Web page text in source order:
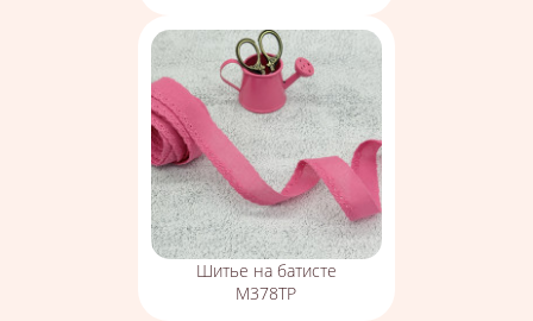
Шитье на батисте
М378ТР